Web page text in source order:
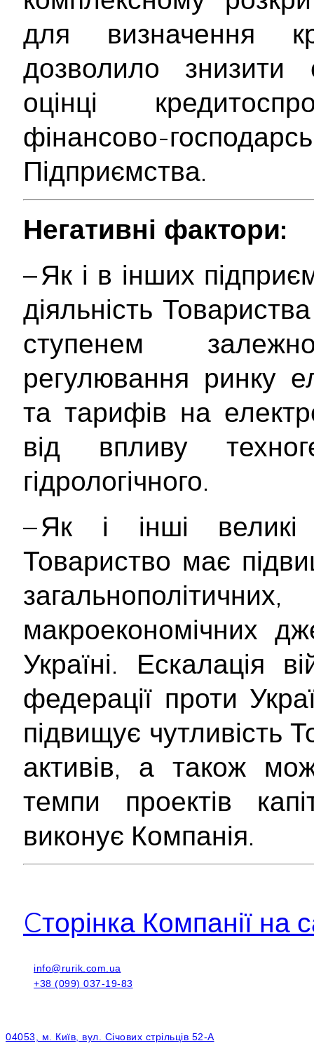
для визначення
дозволило знизити
оцінці
фінансово-
Підприємства.
Негативні фактори:
– Як і в інших
діяльність
ступенем
регулювання ринку
та тарифів на
від впливу
гідрологічного.
– Як і інші великі
Товариство має
макроекономічних
Україні. Ескалація
федерації проти
підвищує чутливість
активів, а також
темпи проектів
виконує Компанія.
Cторінка Компанії на
info@rurik.com.ua
+38 (099) 037-19-83
04053, м. Київ, вул. Січових стрільців 52-А